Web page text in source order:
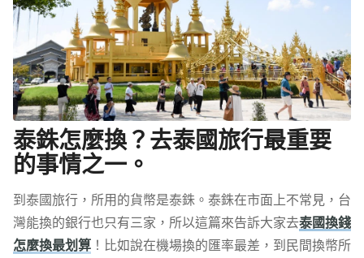
泰銖怎麼換？去泰國旅行最重要
的事情之一。
到泰國旅行，所用的貨幣是泰銖。泰銖在市面上不常見，台
灣能換的銀行也只有三家，所以這篇來告訴大家去泰國換錢
怎麼換最划算！比如說在機場換的匯率最差，到民間換幣所